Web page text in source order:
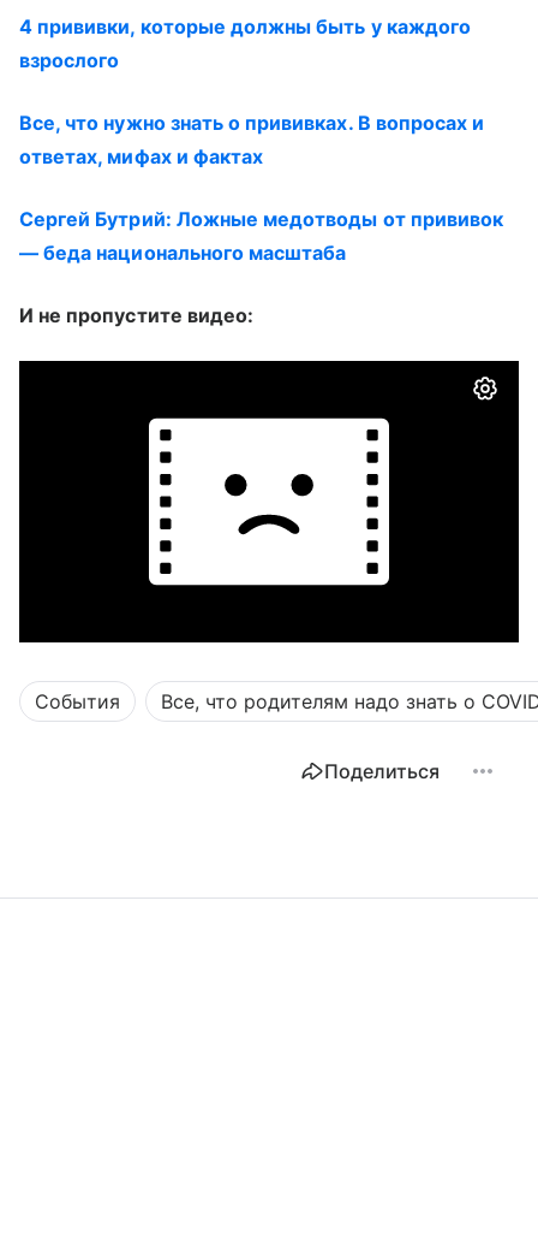
4 прививки, которые должны быть у каждого
взрослого
Все, что нужно знать о прививках. В вопросах и
ответах, мифах и фактах
Сергей Бутрий: Ложные медотводы от прививок
— беда национального масштаба
И не пропустите видео:
События Все, что родителям надо знать о
Поделиться